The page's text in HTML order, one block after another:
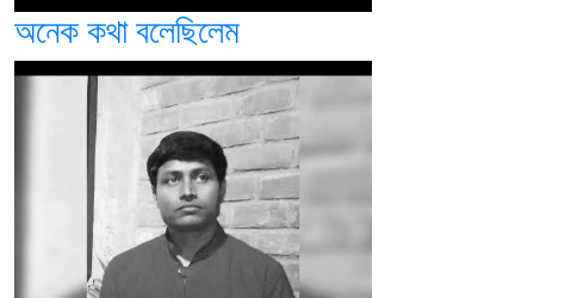
অনেক কথা বলেছিলেম